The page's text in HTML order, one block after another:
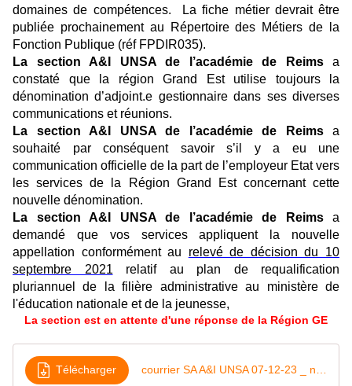
domaines de compétences. La fiche métier devrait être
publiée prochainement au Répertoire des Métiers de la
Fonction Publique (réf FPDIR035).
La section A&I UNSA de l’académie de Reimsa
constaté que la région Grand Est utilise toujours la
dénomination d’adjoint.e gestionnaire dans ses diverses
communications et réunions.
La section A&I UNSA de l’académie de Reims a
souhaité par conséquent savoir s’il y a eu une
communication officielle de la part de l’employeur Etat vers
les services de la Région Grand Est concernant cette
nouvelle dénomination.
La section A&I UNSA de l’académie de Reims a
demandé que vos services appliquent la nouvelle
appellation conformément au relevé de décision du 10
septembre 2021 relatif au plan de requalification
pluriannuel de la filière administrative au ministère de
l'éducation nationale et de la jeunesse,
La section est en attente d'une réponse de la Région GE
Télécharger